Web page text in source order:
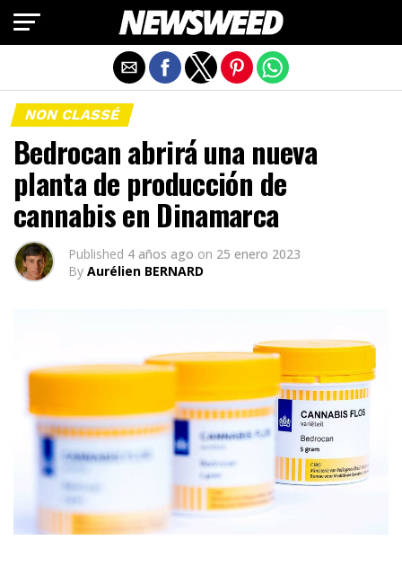
NON CLASSÉ
Bedrocan abrirá una nueva
planta de producción de
cannabis en Dinamarca
Published 4 años ago on 25 enero 2023
By Aurélien BERNARD
Salir de la versión móvil